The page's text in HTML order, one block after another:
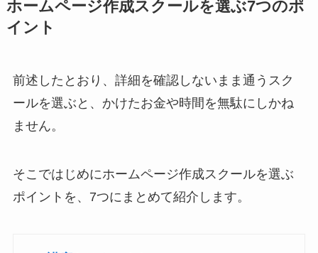
ホームページ作成スクールを選ぶ7つのポ
イント
前述したとおり、詳細を確認しないまま通うスク
ールを選ぶと、かけたお金や時間を無駄にしかね
ません。
そこではじめにホームページ作成スクールを選ぶ
ポイントを、7つにまとめて紹介します。